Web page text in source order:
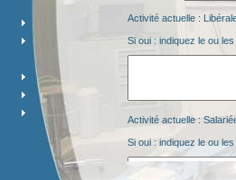
Activité actuelle :
Si oui : indiquez le ou
Activité actuelle :
Si oui : indiquez le ou